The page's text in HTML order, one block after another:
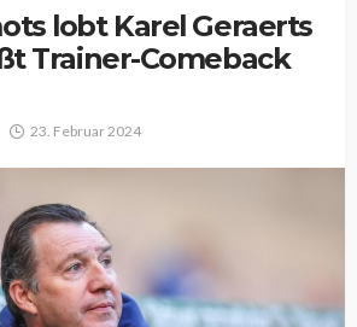
lobt Karel Geraerts
Trainer-Comeback
23. Februar 2024